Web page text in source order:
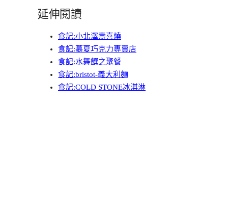
延伸閱讀
食記:小北澤壽喜燒
食記:慕夏巧克力專賣店
食記:水舞饌之聚餐
食記:bristot-義大利麵
食記:COLD STONE冰淇淋